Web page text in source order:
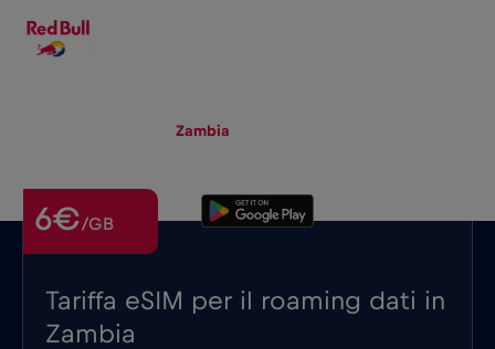
Zambia
Tariffa eSIM per il roaming dati in
Zambia
6€/GB